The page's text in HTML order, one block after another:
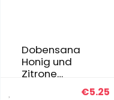
Dobensana
Honig und
Zitrone
Lutschtablett
€5.25